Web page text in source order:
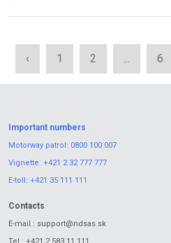
‹ 1 2 ... 6
Important numbers
Motorway patrol: 0800 100 007
Vignette: +421 2 32 777 777
E-toll: +421 35 111 111
Contacts
E-mail.: support@ndsas.sk